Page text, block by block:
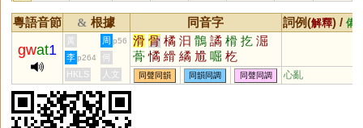
粵語音節 & 根據 同音字 詞例(解釋) / 備
gwat1
黃 周 p56 滑 骨 橘 汩 鶻 譎 榾 扢 淈
蓇 憰 縎 繘 尳 啒 杚
李 p264
何
HKLS
人文 同聲同韻 同韻同調 同聲同調 心亂